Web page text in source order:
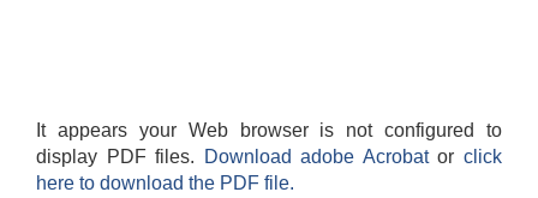
It appears your Web browser is not configured to
display PDF files.
Download adobe Acrobatorclick
here to download the PDF file.